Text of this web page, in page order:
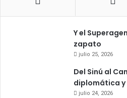
Y el
zapato
julio 25, 2026
Del Sinú al
diplomática
julio 24, 2026